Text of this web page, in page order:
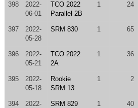
398
2022-
06-01
TCO 2022
Parallel 2B
1 24
397
2022-
05-28
SRM 830 1 65
396
2022-
05-21
TCO 2022
2A
1 36
395
2022-
05-18
Rookie
SRM 13
1 2
394
2022-
SRM 829 1 40